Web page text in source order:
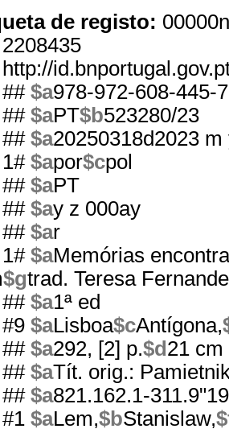
de registo:
2208435
http://
## $a978-972-608-445-7
## $aPT$b523280/23
## $a20250318d2023
1# $apor$cpol
## $aPT
## $ay z 000ay
## $ar
1# $aMemórias
$gtrad. Teresa
## $a1ª ed
#9 $aLisboa$cAntígona,
## $a292, [2] p.$d 21 cm
$aTít. orig.:
## $a821.162.1-
#1 $aLem,$bStanislaw,